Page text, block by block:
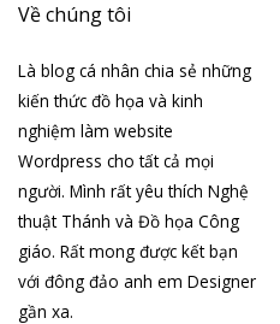
Về chúng tôi
Là blog cá nhân chia sẻ những
kiến thức đồ họa và kinh
nghiệm làm website
Wordpress cho tất cả mọi
người. Mình rất yêu thích Nghệ
thuật Thánh và Đồ họa Công
giáo. Rất mong được kết bạn
với đông đảo anh em Designer
gần xa.